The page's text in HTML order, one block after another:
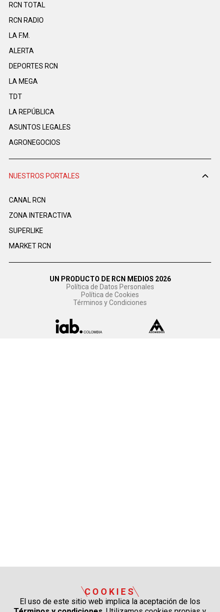
RCN TOTAL
RCN RADIO
LA F.M.
ALERTA
DEPORTES RCN
LA MEGA
TDT
LA REPÚBLICA
ASUNTOS LEGALES
AGRONEGOCIOS
NUESTROS PORTALES
CANAL RCN
ZONA INTERACTIVA
SUPERLIKE
MARKET RCN
UN PRODUCTO DE RCN MEDIOS 2026
Política de Datos Personales
Política de Cookies
Términos y Condiciones
COOKIES
El uso de este sitio web implica la aceptación de los